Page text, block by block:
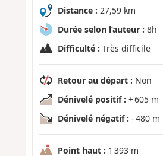
Distance : 27,59 km
Durée selon l’auteur : 8h
Difficulté : Très difficile
Retour au départ : Non
Dénivelé positif : + 605 m
Dénivelé négatif : - 480 m
Point haut : 1 393 m